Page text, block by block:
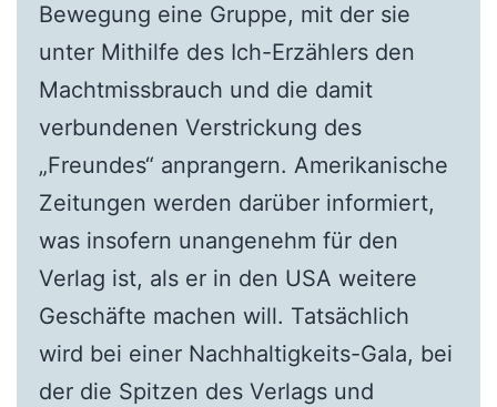
Bewegung eine Gruppe, mit der sie
unter Mithilfe des Ich-Erzählers den
Machtmissbrauch und die damit
verbundenen Verstrickung des
„Freundes“ anprangern. Amerikanische
Zeitungen werden darüber informiert,
was insofern unangenehm für den
Verlag ist, als er in den USA weitere
Geschäfte machen will. Tatsächlich
wird bei einer Nachhaltigkeits-Gala, bei
der die Spitzen des Verlags und